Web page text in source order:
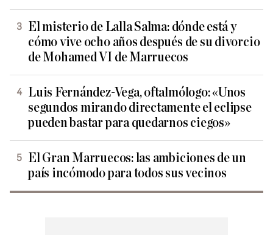
El misterio de Lalla Salma: dónde está y
cómo vive ocho años después de su divorcio
de Mohamed VI de Marruecos
Luis Fernández-Vega, oftalmólogo: «Unos
segundos mirando directamente el eclipse
pueden bastar para quedarnos ciegos»
El Gran Marruecos: las ambiciones de un
país incómodo para todos sus vecinos